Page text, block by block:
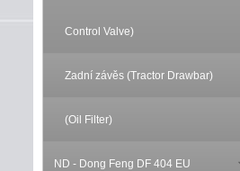
Control Valve)
Zadní závěs (Tractor Drawbar)
(Oil Filter)
ND - Dong Feng DF 404 EU